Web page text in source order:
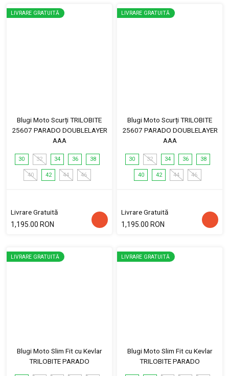
LIVRARE GRATUITĂ
Blugi Moto Scurți TRILOBITE
25607 PARADO DOUBLELAYER
AAA
30 32 34 36 38
40 42 44 46
Livrare Gratuită
1,195.00 RON
LIVRARE GRATUITĂ
Blugi Moto Scurți TRILOBITE
25607 PARADO DOUBLELAYER
AAA
30 32 34 36 38
40 42 44 46
Livrare Gratuită
1,195.00 RON
LIVRARE GRATUITĂ
Blugi Moto Slim Fit cu Kevlar
TRILOBITE PARADO
LIVRARE GRATUITĂ
Blugi Moto Slim Fit cu Kevlar
TRILOBITE PARADO